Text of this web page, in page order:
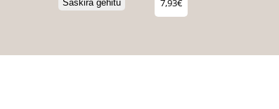
Saskira gehitu